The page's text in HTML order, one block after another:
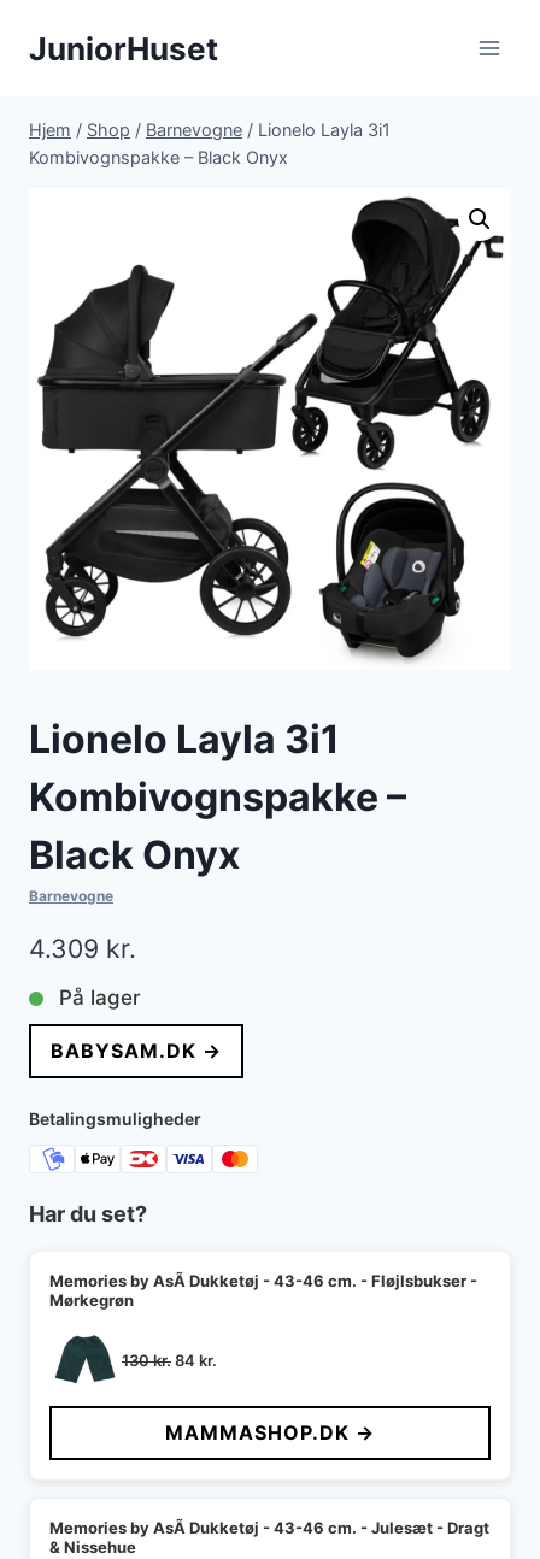
JuniorHuset
Hjem / Shop / Barnevogne / Lionelo Layla 3i1
Kombivognspakke – Black Onyx
Lionelo Layla 3i1
Kombivognspakke –
Black Onyx
Barnevogne
4.309 kr.
På lager
BABYSAM.DK →
Betalingsmuligheder
Har du set?
Memories by AsÃ­ Dukketøj - 43-46 cm. - Fløjlsbukser -
Mørkegrøn
130kr.Den
pris
var:
130 kr..
84 kr.
pris
er:
84 kr..
MAMMASHOP.DK →
Memories by AsÃ­ Dukketøj - 43-46 cm. - Julesæt - Dragt
& Nissehue